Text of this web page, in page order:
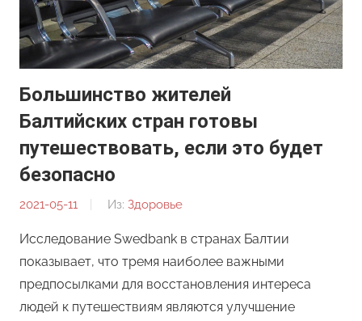
Большинство жителей
Балтийских стран готовы
путешествовать, если это будет
безопасно
2021-05-11
От:
Из: Здоровье
Исследование Swedbank в странах Балтии
показывает, что тремя наиболее важными
предпосылками для восстановления интереса
людей к путешествиям являются улучшение